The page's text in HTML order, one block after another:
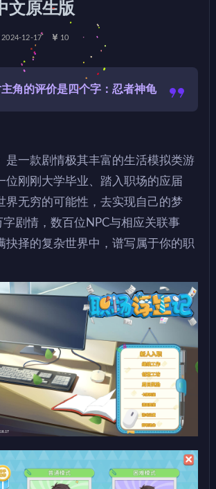
文原生版
2024-12-17 10
角的评价是四个字：忍者神龟
是一款剧情极其丰富的生活模拟类游
位刚刚大学毕业、踏入职场的应届
界无穷的可能性，去实现自己的梦
剧情，数百位NPC与相应关联事
抉择的复杂世界中，谱写属于你的职